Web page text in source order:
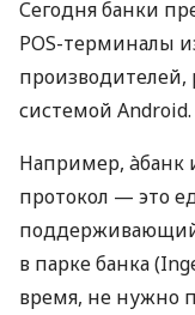
Сегодня банки
POS-терминалы
системой Android.
Например, àбанк
протокол — это
в парке банка
время, не нужно